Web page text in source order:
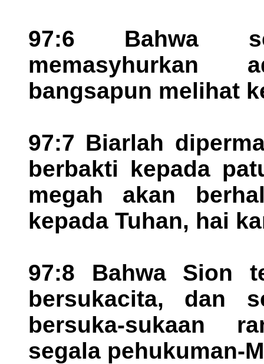
97:6 Bahwa
memasyhurkan
bangsapun melihat
97:7 Biarlah
berbakti kepada
megah akan
kepada Tuhan, hai
97:8 Bahwa Sion
bersukacita, dan
bersuka-sukaan
segala pehukuman-